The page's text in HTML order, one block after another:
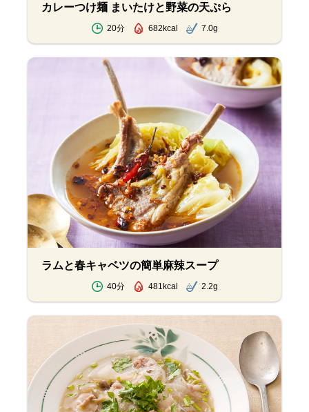
カレーつけ麺 まいたけと野菜の天ぷら
20分 682kcal 7.0g
ラムと春キャベツの簡単麻辣スープ
40分 481kcal 2.2g